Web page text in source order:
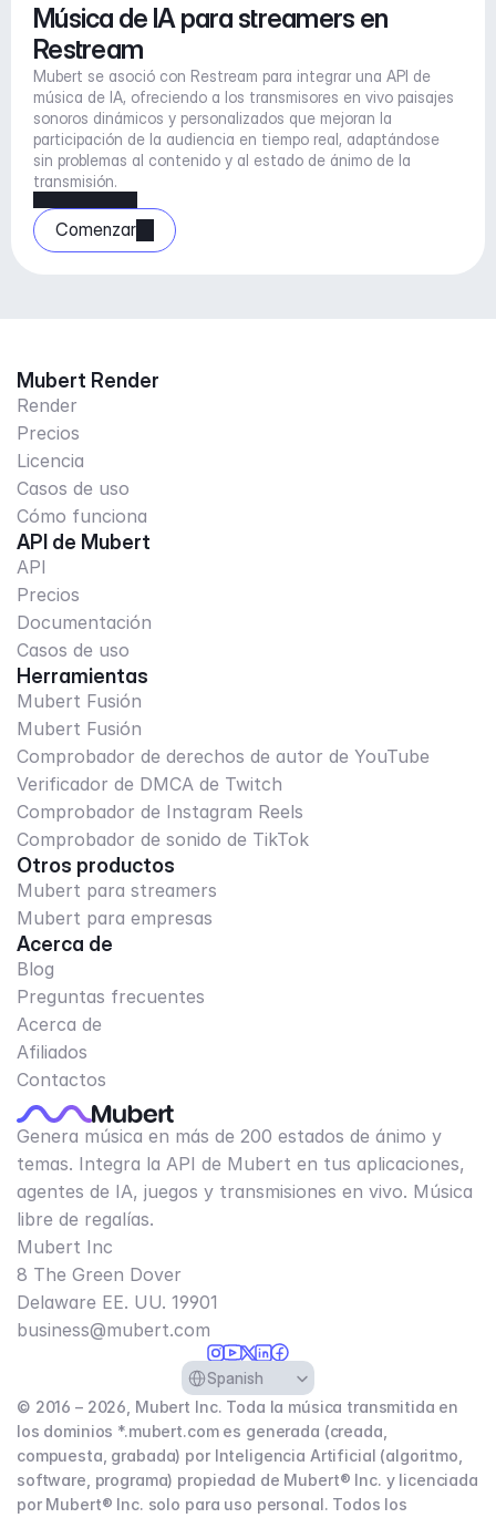
Música de IA para streamers en
Restream
Mubert se asoció con Restream para integrar una API de
música de IA, ofreciendo a los transmisores en vivo paisajes
sonoros dinámicos y personalizados que mejoran la
participación de la audiencia en tiempo real, adaptándose
sin problemas al contenido y al estado de ánimo de la
transmisión.
Comenzar
Mubert Render
Render
Precios
Licencia
Casos de uso
Cómo funciona
API de Mubert
API
Precios
Documentación
Casos de uso
Herramientas
Mubert Fusión
Mubert Fusión
Comprobador de derechos de autor de YouTube
Verificador de DMCA de Twitch
Comprobador de Instagram Reels
Comprobador de sonido de TikTok
Otros productos
Mubert para streamers
Mubert para empresas
Acerca de
Blog
Preguntas frecuentes
Acerca de
Afiliados
Contactos
Genera música en más de 200 estados de ánimo y
temas. Integra la API de Mubert en tus aplicaciones,
agentes de IA, juegos y transmisiones en vivo. Música
libre de regalías.
Mubert Inc
8 The Green Dover
Delaware EE. UU. 19901​
business@mubert.com
Select Language
Spanish
© 2016 – 2026, Mubert Inc. Toda la música transmitida en
los dominios *.mubert.com es generada (creada,
compuesta, grabada) por Inteligencia Artificial (algoritmo,
software, programa) propiedad de Mubert® Inc. y licenciada
por Mubert® Inc. solo para uso personal. Todos los